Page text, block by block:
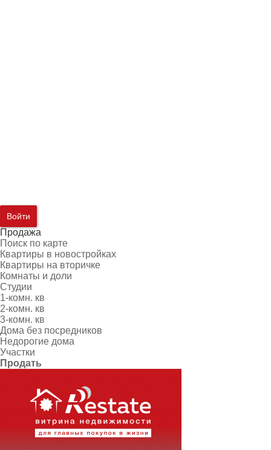
Войти
Продажа
Поиск по карте
Квартиры в новостройках
Квартиры на вторичке
Комнаты и доли
Студии
1-комн. кв
2-комн. кв
3-комн. кв
Дома без посредников
Недорогие дома
Участки
Продать